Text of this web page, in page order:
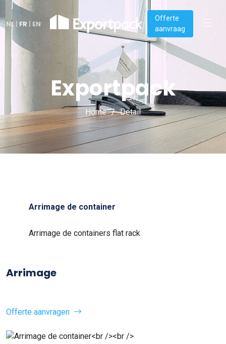
NL| FR | EN
Offerte
aanvraag
Exportpack
Home Detail
Arrimage de container
Arrimage de containers flat rack
Arrimage
Offerte aanvragen